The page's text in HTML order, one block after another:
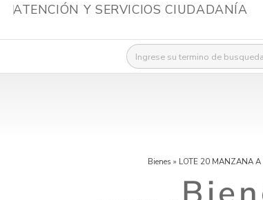
ATENCIÓN Y SERVICIOS CIUDADANÍA
Buscar:
Bienes » LOTE 20 MANZANA